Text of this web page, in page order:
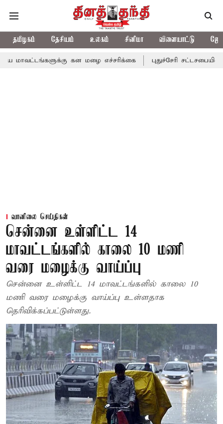
தமிழகம் தேசியம் உலகம் சினிமா விளையாட்டு
கன மழை எச்சரிக்கை புதுச்சேரி சட்டசபையில் வரும் 24ம்
வானிலை செய்திகள்
சென்னை உள்ளிட்ட 14
மாவட்டங்களில் காலை 10 மணி
வரை மழைக்கு வாய்ப்பு
சென்னை உள்ளிட்ட 14 மாவட்டங்களில் காலை 10
மணி வரை மழைக்கு வாய்ப்பு உள்ளதாக
தெரிவிக்கப்பட்டுள்ளது.